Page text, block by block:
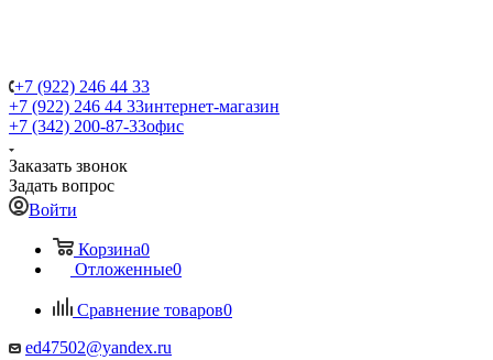
+7 (922) 246 44 33
+7 (922) 246 44 33интернет-магазин
+7 (342) 200-87-33офис
Заказать звонок
Задать вопрос
Войти
Корзина0
Отложенные0
Сравнение товаров0
ed47502@yandex.ru